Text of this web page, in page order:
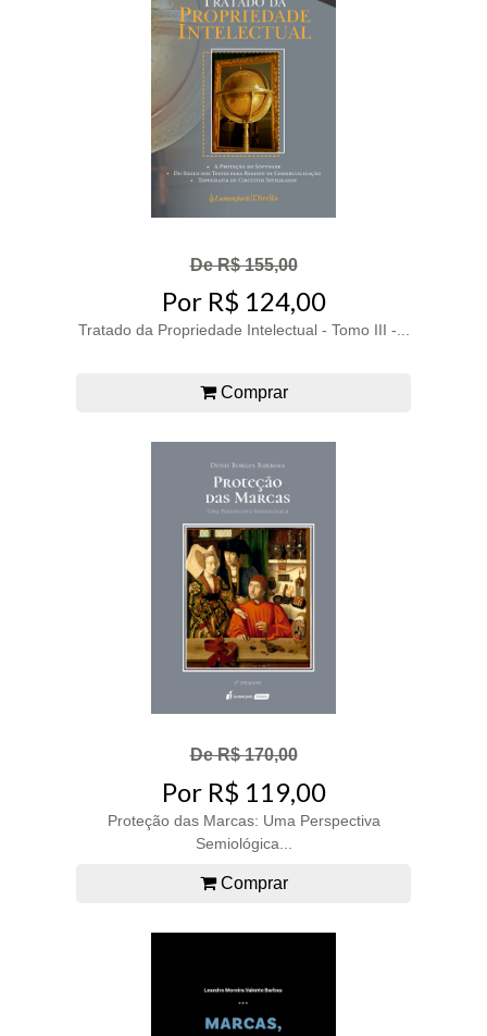
De R$ 155,00
Por R$ 124,00
Tratado da Propriedade Intelectual - Tomo III -...
Comprar
De R$ 170,00
Por R$ 119,00
Proteção das Marcas: Uma Perspectiva
Semiológica...
Comprar